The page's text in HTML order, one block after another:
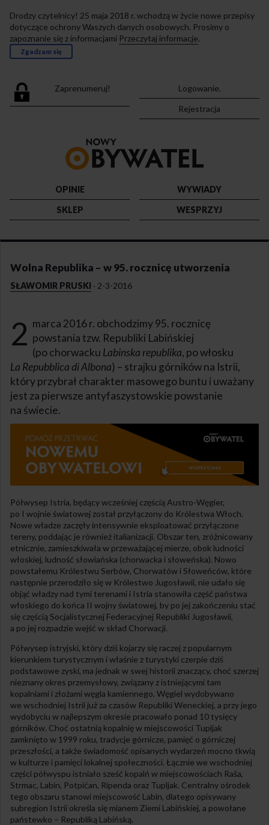
Drodzy czytelnicy! 25 maja 2018 r. wchodzą w życie nowe przepisy
dotyczące ochrony Waszych danych osobowych. Prosimy o
zapoznanie się z informacjami Przeczytaj informacje.
Zgadzam się
Zaprenumeruj!
Logowanie.
Rejestracja
strony
OPINIE
WYWIADY
SKLEP
WESPRZYJ
Wolna Republika – w 95. rocznicę utworzenia
SŁAWOMIR PRUSKI · 2-3-2016
2 marca 2016 r. obchodzimy 95. rocznicę
powstania tzw. Republiki Labińskiej
(po chorwacku Labinska republika, po włosku
La Repubblica di Albona) – strajku górników na Istrii,
który przybrał charakter masowego buntu i uważany
jest za pierwsze antyfaszystowskie powstanie
na świecie.
Półwysep Istria, będący wcześniej częścią Austro-Węgier,
po I wojnie światowej został przyłączony do Królestwa Włoch.
Nowe władze zaczęły intensywnie eksploatować przyłączone
tereny, poddając je również italianizacji. Obszar ten, zróżnicowany
etnicznie, zamieszkiwała w przeważającej mierze, obok ludności
włoskiej, ludność słowiańska (chorwacka i słoweńska). Nowo
powstałemu Królestwu Serbów, Chorwatów i Słoweńców, które
następnie przerodziło się w Królestwo Jugosławii, nie udało się
objąć władzy nad tymi terenami i Istria stanowiła część państwa
włoskiego do końca II wojny światowej, by po jej zakończeniu stać
się częścią Socjalistycznej Federacyjnej Republiki Jugosławii,
a po jej rozpadzie wejść w skład Chorwacji.
Półwysep istryjski, który dziś kojarzy się raczej z popularnym
kierunkiem turystycznym i właśnie z turystyki czerpie dziś
podstawowe zyski, ma jednak w swej historii znaczący, choć szerzej
nieznany okres przemysłowy, związany z istniejącymi tam
kopalniami i złożami węgla kamiennego. Węgiel wydobywano
we wschodniej Istrii już za czasów Republiki Weneckiej, a przy jego
wydobyciu w najlepszym okresie pracowało ponad 10 tysięcy
górników. Choć ostatnią kopalnię w miejscowości Tupljak
zamknięto w 1999 roku, tradycje górnicze, pamięć o górniczej
przeszłości, a także świadomość opisanych wydarzeń mocno tkwią
w kulturze i pamięci lokalnej społeczności. Łącznie we wschodniej
części półwyspu istniało sześć kopalń w miejscowościach Raša,
Strmac, Labin, Potpićan, Ripenda oraz Tupljak. Centralny ośrodek
tego obszaru stanowi miejscowość Labin, dlatego opisywany
subregion Istrii określa się mianem Ziemi Labińskiej, a powołane
państewko – Republiką Labińską.